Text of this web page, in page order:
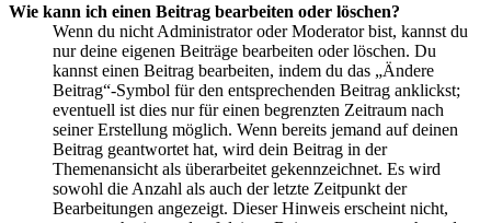
Wie kann ich einen Beitrag bearbeiten oder löschen?
Wenn du nicht Administrator oder Moderator bist, kannst du
nur deine eigenen Beiträge bearbeiten oder löschen. Du
kannst einen Beitrag bearbeiten, indem du das „Ändere
Beitrag“-Symbol für den entsprechenden Beitrag anklickst;
eventuell ist dies nur für einen begrenzten Zeitraum nach
seiner Erstellung möglich. Wenn bereits jemand auf deinen
Beitrag geantwortet hat, wird dein Beitrag in der
Themenansicht als überarbeitet gekennzeichnet. Es wird
sowohl die Anzahl als auch der letzte Zeitpunkt der
Bearbeitungen angezeigt. Dieser Hinweis erscheint nicht,